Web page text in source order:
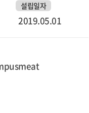
설립일자
2019.05.01